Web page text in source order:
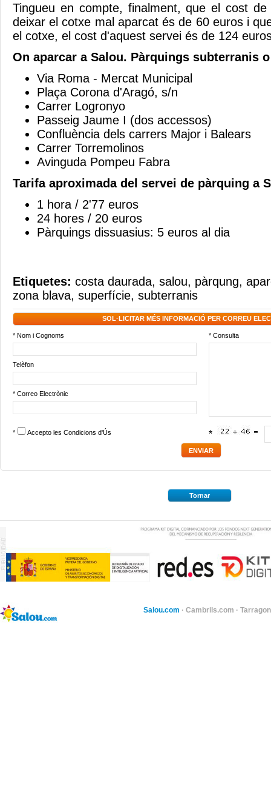
Tingueu en compte, finalment, que el cost
deixar el cotxe mal aparcat és de 60 euros i
el cotxe, el cost d'aquest servei és de 124
On aparcar a Salou. Pàrquings subterranis
Via Roma - Mercat Municipal
Plaça Corona d'Aragó, s/n
Carrer Logronyo
Passeig Jaume I (dos accessos)
Confluència dels carrers Major i Balears
Carrer Torremolinos
Avinguda Pompeu Fabra
Tarifa aproximada del servei de pàrquing a
1 hora / 2'77 euros
24 hores / 20 euros
Pàrquings dissuasius: 5 euros al dia
Etiquetes: costa daurada, salou, pàrqung,
zona blava, superfície, subterranis
SOL·LICITAR MÉS INFORMACIÓ PER CORREU
* Nom i Cognoms * Consulta
Telèfon
* Correo Electrònic
* Accepto les Condicions d'Ús *
Tornar
Salou.com · Cambrils.com ·